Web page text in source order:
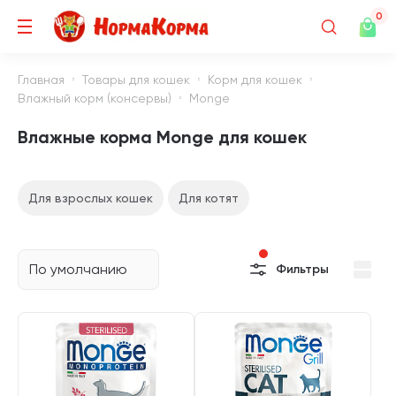
0
Главная Товары для кошек
Корм для кошек
Влажный корм (консервы)
Monge
Влажные корма Monge для кошек
Для взрослых кошек Для котят
По умолчанию Фильтры